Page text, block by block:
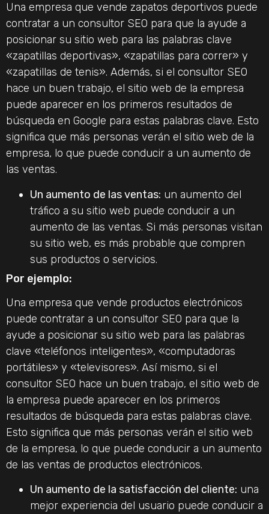
Una empresa que vende zapatos deportivos puede
contratar a un consultor SEO para que la ayude a
posicionar su sitio web para las palabras clave
«zapatillas deportivas», «zapatillas para correr» y
«zapatillas de tenis». Además, si el consultor SEO
hace un buen trabajo, el sitio web de la empresa
puede aparecer en los primeros resultados de
búsqueda en Google para estas palabras clave. Esto
significa que más personas verán el sitio web de la
empresa, lo que puede conducir a un aumento de
las ventas.
Un aumento de las ventas: un aumento del
tráfico a su sitio web puede conducir a un
aumento de las ventas. Si más personas visitan
su sitio web, es más probable que compren
sus productos o servicios.
Por ejemplo:
Una empresa que vende productos electrónicos
puede contratar a un consultor SEO para que la
ayude a posicionar su sitio web para las palabras
clave «teléfonos inteligentes», «computadoras
portátiles» y «televisores». Así mismo, si el
consultor SEO hace un buen trabajo, el sitio web de
la empresa puede aparecer en los primeros
resultados de búsqueda para estas palabras clave.
Esto significa que más personas verán el sitio web
de la empresa, lo que puede conducir a un aumento
de las ventas de productos electrónicos.
Un aumento de la satisfacción del cliente: una
mejor experiencia del usuario puede conducir a